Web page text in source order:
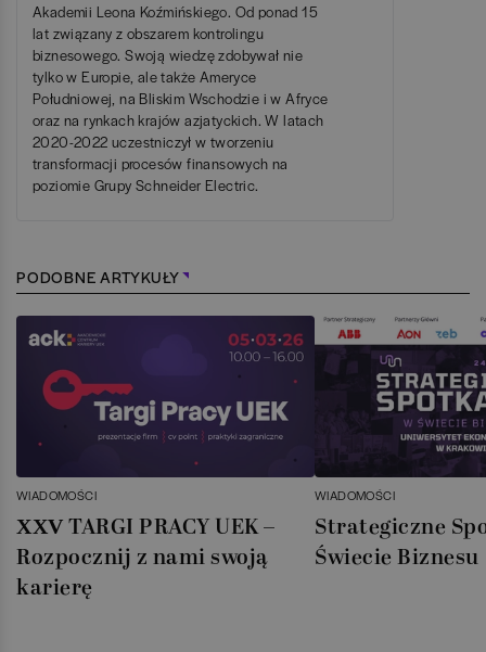
Akademii Leona Koźmińskiego. Od ponad 15
lat związany z obszarem kontrolingu
biznesowego. Swoją wiedzę zdobywał nie
tylko w Europie, ale także Ameryce
Południowej, na Bliskim Wschodzie i w Afryce
oraz na rynkach krajów azjatyckich. W latach
2020-2022 uczestniczył w tworzeniu
transformacji procesów finansowych na
poziomie Grupy Schneider Electric.
PODOBNE ARTYKUŁY
WIADOMOŚCI
XXV TARGI PRACY UEK –
Rozpocznij z nami swoją
karierę
WIADOMOŚCI
Strategiczne
Świecie Biznesu